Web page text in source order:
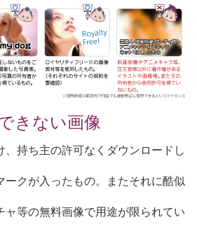
きない画像
、持ち主の許可なくダウンロードし
ークが入ったもの。またそれに酷似
ャ等の無料画像で用途が限られてい